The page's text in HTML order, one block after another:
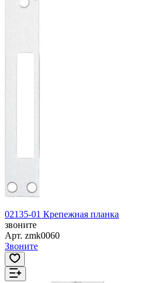
02135-01 Крепежная планка
звоните
Арт. zmk0060
Звоните